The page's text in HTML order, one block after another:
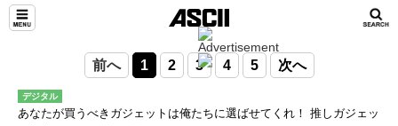
前へ 1 2 3 4 5 次へ
デジタル
あなたが買うべきガジェットは俺たちに選ばせてくれ！ 推しガジェッ